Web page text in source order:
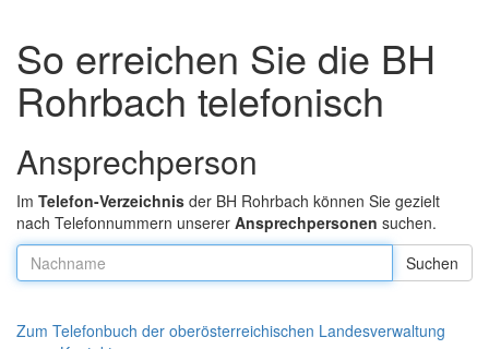
schließen
So erreichen Sie die BH
Rohrbach telefonisch
Ansprechperson
Im Telefon-Verzeichnis der BH Rohrbach können Sie gezielt
nach Telefonnummern unserer Ansprechpersonen suchen.
Nachname:
Zum Telefonbuch der oberösterreichischen Landesverwaltung